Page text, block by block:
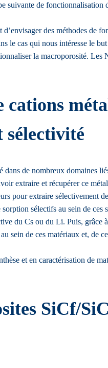
suivante de
des méthodes de
le cas qui nous intéresse le
la macroporosité.
sélectivité
de nombreux domaines
extraire et récupérer ce
pour extraire sélectivement
sélectifs au sein de ces
du Cs ou du Li. Puis, grâce
sein de ces matériaux et, de
et en caractérisation de
SiCf/